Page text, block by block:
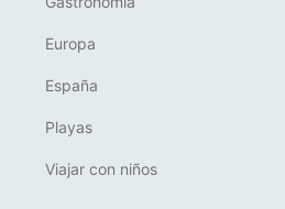
Europa
España
Playas
Viajar con niños